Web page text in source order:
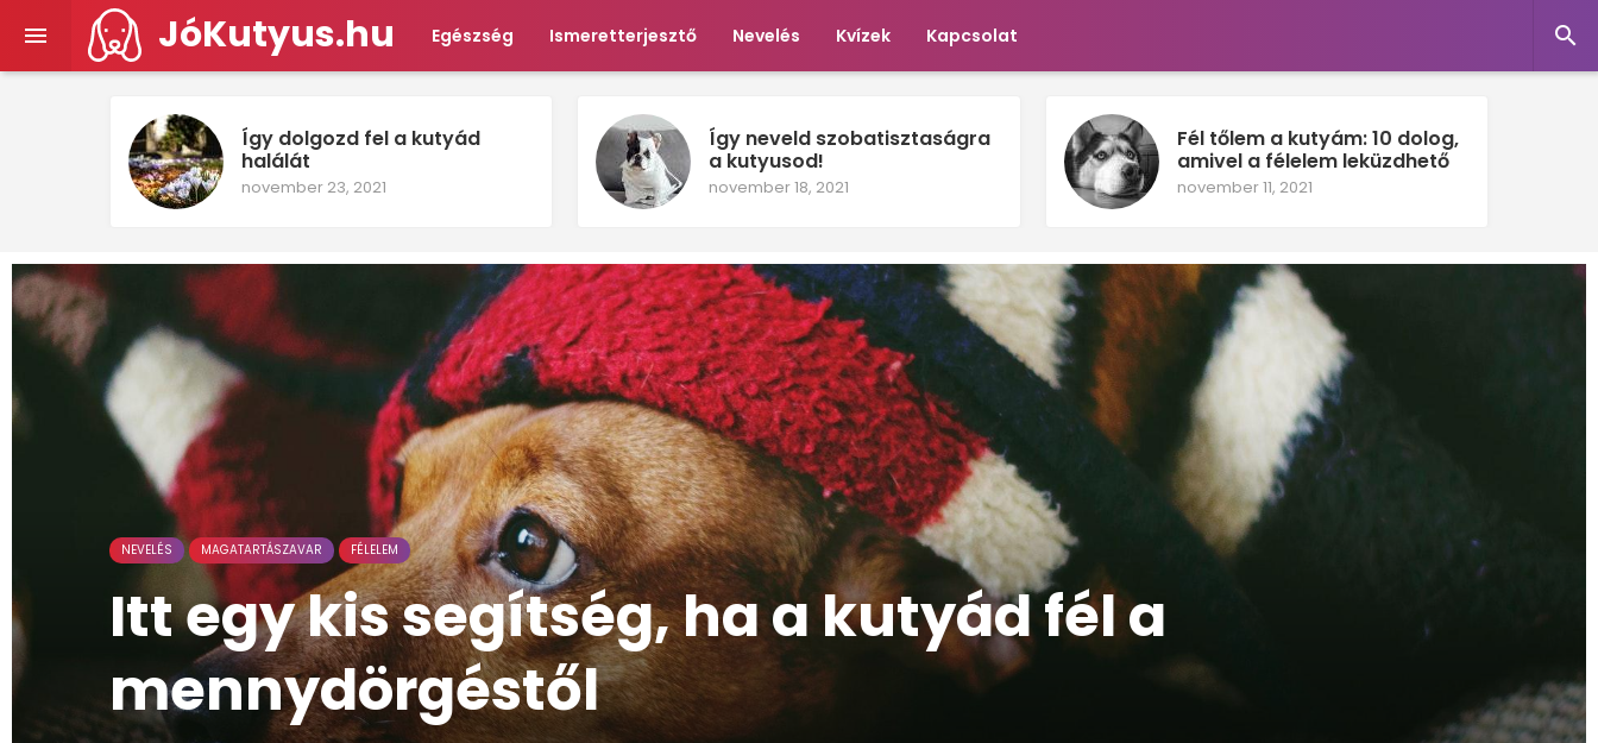
 JóKutyus.hu Egészség Ismeretterjesztő Nevelés Kvízek Kapcsolat 
Így dolgozd fel a kutyád
halálát
november 23, 2021
Így neveld szobatisztaságra
a kutyusod!
november 18, 2021
Fél tőlem a kutyám: 10 dolog,
amivel a félelem leküzdhető
november 11, 2021
NEVELÉS MAGATARTÁSZAVAR FÉLELEM
Itt egy kis segítség, ha a kutyád fél a
mennydörgéstől